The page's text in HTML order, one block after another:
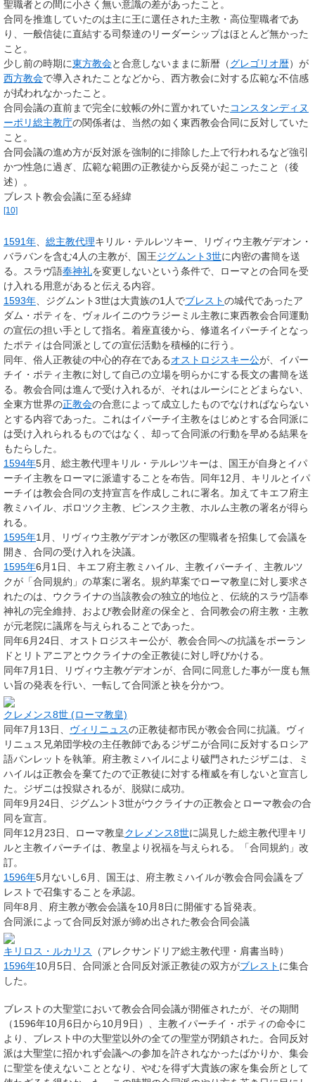
聖職者との間に小さく無い意識の差があったこと。
合同を推進していたのは主に王に選任された主教・高位聖職者であ
り、一般信徒に直結する司祭達のリーダーシップはほとんど無かった
こと。
少し前の時期に東方教会と合意しないままに新暦（グレゴリオ暦）が
西方教会で導入されたことなどから、西方教会に対する広範な不信感
が拭われなかったこと。
合同会議の直前まで完全に蚊帳の外に置かれていた コンスタンディヌ
ーポリ総主教庁の関係者は、当然の如く東西教会合同に反対していた
こと。
合同会議の進め方が反対派を強制的に排除した上で行われるなど強引
かつ性急に過ぎ、広範な範囲の正教徒から反発が起こったこと（後
述）。
ブレスト教会会議に至る経緯
[10]
1591年、 総主教代理キリル・テルレツキー、リヴィウ主教ゲデオン・
バラバンを含む4人の主教が、国王ジグムント3世に内密の書簡を送
る。スラヴ語奉神礼を変更しないという条件で、ローマとの合同を受
け入れる用意があると伝える内容。
1593年、ジグムント3世は大貴族の1人でブレストの城代であったア
ダム・ポティを、ヴォルイニのウラジーミル主教に東西教会合同運動
の宣伝の担い手として指名。着座直後から、修道名イパーチイとなっ
たポティは合同派としての宣伝活動を積極的に行う。
同年、俗人正教徒の中心的存在であるオストロジスキー公が、イパー
チイ・ポティ主教に対して自己の立場を明らかにする長文の書簡を送
る。教会合同は進んで受け入れるが、それはルーシにとどまらない、
全東方世界の正教会の合意によって成立したものでなければならない
とする内容であった。これはイパーチイ主教をはじめとする合同派に
は受け入れられるものではなく、却って合同派の行動を早める結果を
もたらした。
1594年5月、総主教代理キリル・テルレツキーは、国王が自身とイパ
ーチイ主教をローマに派遣することを布告。同年12月、キリルとイパ
ーチイは教会合同の支持宣言を作成しこれに署名。加えてキエフ府主
教ミハイル、ポロツク主教、ピンスク主教、ホルム主教の署名が得ら
れる。
1595年1月、リヴィウ主教ゲデオンが教区の聖職者を招集して会議を
開き、合同の受け入れを決議。
1595年6月1日、キエフ府主教ミハイル、主教イパーチイ、主教ルツ
クが「合同規約」の草案に署名。規約草案でローマ教皇に対し要求さ
れたのは、ウクライナの当該教会の独立的地位と、伝統的スラヴ語奉
神礼の完全維持、および教会財産の保全と、合同教会の府主教・主教
が元老院に議席を与えられることであった。
同年6月24日、オストロジスキー公が、教会合同への抗議をポーラン
ドとリトアニアとウクライナの全正教徒に対し呼びかける。
同年7月1日、リヴィウ主教ゲデオンが、合同に同意した事が一度も無
い旨の発表を行い、一転して合同派と袂を分かつ。
クレメンス8世 (ローマ教皇)
同年7月13日、 ヴィリニュスの正教徒都市民が教会合同に抗議。ヴィ
リニュス兄弟団学校の主任教師であるジザニが合同に反対するロシア
語パンレットを執筆。府主教ミハイルにより破門されたジザニは、ミ
ハイルは正教会を棄てたので正教徒に対する権威を有しないと宣言し
た。ジザニは投獄されるが、脱獄に成功。
同年9月24日、ジグムント3世がウクライナの正教会とローマ教会の合
同を宣言。
同年12月23日、ローマ教皇クレメンス8世に謁見した総主教代理キリ
ルと主教イパーチイは、教皇より祝福を与えられる。「合同規約」改
訂。
1596年5月ないし6月、国王は、府主教ミハイルが教会合同会議をブ
レストで召集することを承認。
同年8月、府主教が教会会議を10月8日に開催する旨発表。
合同派によって合同反対派が締め出された教会合同会議
キリロス・ルカリス
（アレクサンドリア総主教代理・肩書当時）
1596年10月5日、合同派と合同反対派正教徒の双方がブレスト に集合
した。
ブレストの大聖堂において教会合同会議が開催されたが、その期間
（1596年10月6日から10月9日）、主教イパーチイ・ポティの命令に
より、ブレスト中の大聖堂以外の全ての聖堂が閉鎖された。合同反対
派は大聖堂に招かれず会議への参加を許されなかったばかりか、集会
に聖堂を使えないこととなり、やむを得ず大貴族の家を集会所として